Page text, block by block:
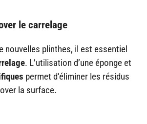
le carrelage
nouvelles plinthes, il est essentiel
. L’utilisation d’une éponge et
permet d’éliminer les résidus
la surface.